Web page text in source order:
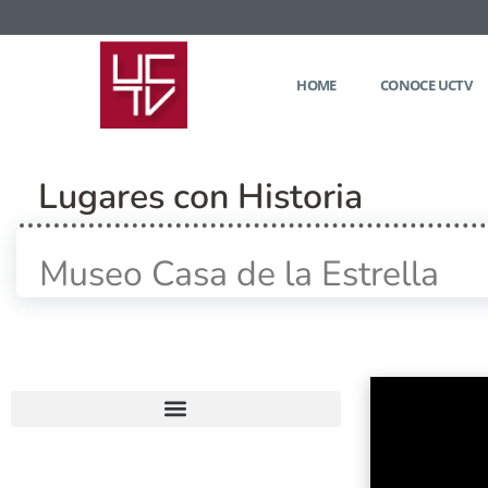
HOME CONOCE UCTV
Lugares con Historia
Museo Casa de la Estrella